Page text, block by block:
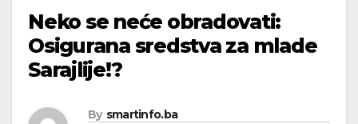
Neko se neće obradovati:
Osigurana sredstva za mlade
Sarajlije!?
By smartinfo.ba